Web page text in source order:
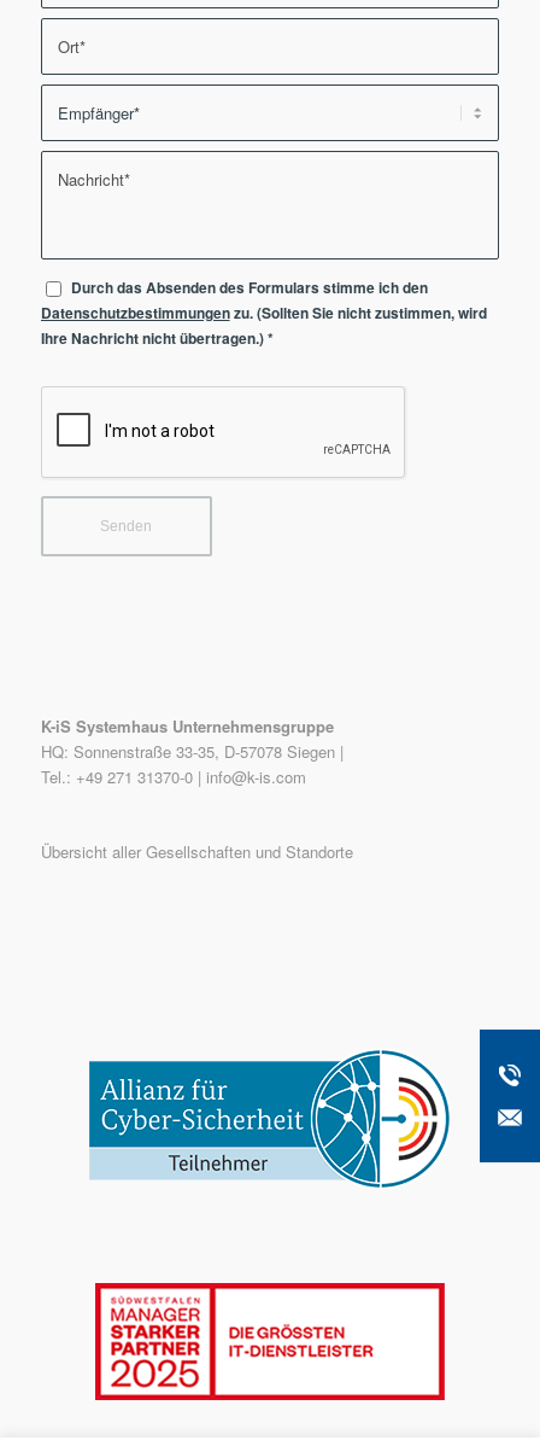
Durch das Absenden des Formulars stimme ich den
Datenschutzbestimmungenzu. (Sollten Sie nicht zustimmen, wird
Ihre Nachricht nicht übertragen.)*
K-iS Systemhaus Unternehmensgruppe
HQ: Sonnenstraße 33-35, D-57078 Siegen |
Tel.: +49 271 31370-0 | info@k-is.com
Übersicht aller Gesellschaften und Standorte